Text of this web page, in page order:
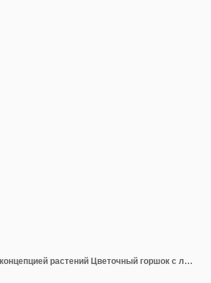
Стопка книг с концепцией растений Цветочный горшок с листьями с учебниками или художественной литературой Знания и информация Графический элемент для веб-сайта Мультфильм плоская векторная иллюстрация